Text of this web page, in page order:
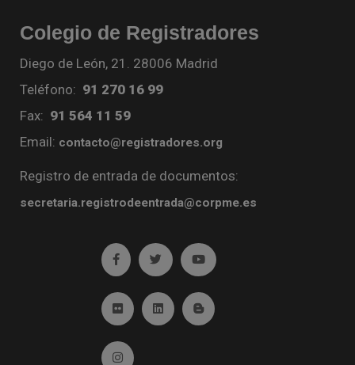
Colegio de Registradores
Diego de León, 21. 28006 Madrid
Teléfono: 91 270 16 99
Fax: 91 564 11 59
Email: contacto@registradores.org
Registro de entrada de documentos:
secretaria.registrodeentrada@corpme.es
Ir a facebook (abre en ventana nueva)
Ir a twitter (abre en ventana nueva)
Ir a YouTube (abre en
Ir a Flickr (abre en ventana nueva)
Ir a Linkedin (abre en ventana nueva)
Ir al Blog (abre en ventana
Ir a Instagram (abre en ventana nueva)